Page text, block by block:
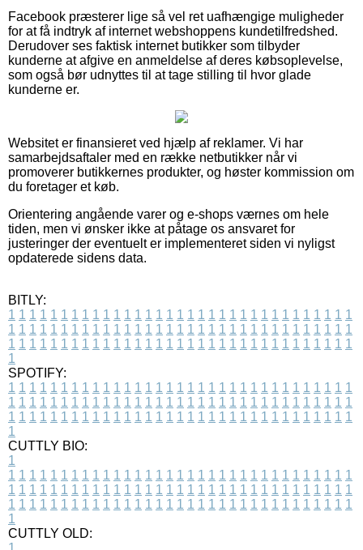
Facebook præsterer lige så vel ret uafhængige muligheder
for at få indtryk af internet webshoppens kundetilfredshed.
Derudover ses faktisk internet butikker som tilbyder
kunderne at afgive en anmeldelse af deres købsoplevelse,
som også bør udnyttes til at tage stilling til hvor glade
kunderne er.
Websitet er finansieret ved hjælp af reklamer. Vi har
samarbejdsaftaler med en række netbutikker når vi
promoverer butikkernes produkter, og høster kommission om
du foretager et køb.
Orientering angående varer og e-shops værnes om hele
tiden, men vi ønsker ikke at påtage os ansvaret for
justeringer der eventuelt er implementeret siden vi nyligst
opdaterede sidens data.
BITLY:
1 1 1 1 1 1 1 1 1 1 1 1 1 1 1 1 1 1 1 1 1 1 1 1 1 1 1 1 1 1 1 1 1
1 1 1 1 1 1 1 1 1 1 1 1 1 1 1 1 1 1 1 1 1 1 1 1 1 1 1 1 1 1 1 1 1
1 1 1 1 1 1 1 1 1 1 1 1 1 1 1 1 1 1 1 1 1 1 1 1 1 1 1 1 1 1 1 1 1
1
SPOTIFY:
1 1 1 1 1 1 1 1 1 1 1 1 1 1 1 1 1 1 1 1 1 1 1 1 1 1 1 1 1 1 1 1 1
1 1 1 1 1 1 1 1 1 1 1 1 1 1 1 1 1 1 1 1 1 1 1 1 1 1 1 1 1 1 1 1 1
1 1 1 1 1 1 1 1 1 1 1 1 1 1 1 1 1 1 1 1 1 1 1 1 1 1 1 1 1 1 1 1 1
1
CUTTLY BIO:
1
1 1 1 1 1 1 1 1 1 1 1 1 1 1 1 1 1 1 1 1 1 1 1 1 1 1 1 1 1 1 1 1 1
1 1 1 1 1 1 1 1 1 1 1 1 1 1 1 1 1 1 1 1 1 1 1 1 1 1 1 1 1 1 1 1 1
1 1 1 1 1 1 1 1 1 1 1 1 1 1 1 1 1 1 1 1 1 1 1 1 1 1 1 1 1 1 1 1 1
1
CUTTLY OLD: